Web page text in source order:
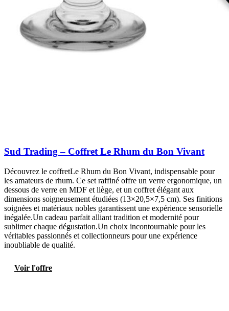
Sud Trading – Coffret Le Rhum du Bon Vivant
Découvrez le coffretLe Rhum du Bon Vivant, indispensable pour
les amateurs de rhum. Ce set raffiné offre un verre ergonomique, un
dessous de verre en MDF et liège, et un coffret élégant aux
dimensions soigneusement étudiées (13×20,5×7,5 cm). Ses finitions
soignées et matériaux nobles garantissent une expérience sensorielle
inégalée.Un cadeau parfait alliant tradition et modernité pour
sublimer chaque dégustation.Un choix incontournable pour les
véritables passionnés et collectionneurs pour une expérience
inoubliable de qualité.
Voir l'offre